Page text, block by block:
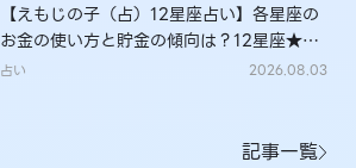
【えもじの子（占）12星座占い】各星座の
お金の使い方と貯金の傾向は？12星座★徹
底解説
占い 2026.08.03
記事一覧